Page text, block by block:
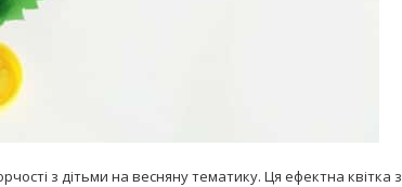
з дітьми на весняну тематику. Ця ефектна квітка з